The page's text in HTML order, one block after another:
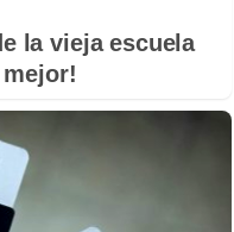
la vieja escuela
mejor!